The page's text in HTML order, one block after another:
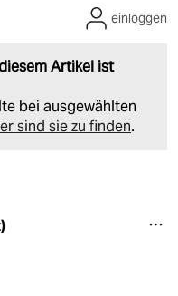
Artikel ist
bei ausgewählten
sind sie zu finden.
einloggen